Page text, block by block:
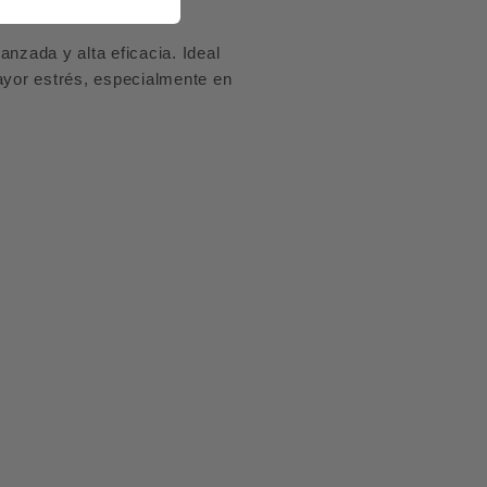
y alta eficacia. Ideal
estrés, especialmente en